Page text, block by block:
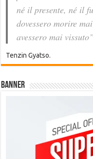
né il presente, né il
dovessero morire
avessero mai
Tenzin Gyatso.
Banner